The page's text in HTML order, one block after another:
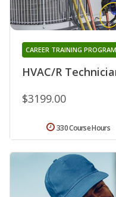
HVAC/R
CAREER TRAINING PROGRAM
$3199.00
330 Course Hours